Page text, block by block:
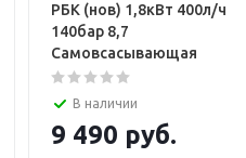
РБК (нов) 1,8кВт 400л/ч
140бар 8,7
Самовсасывающая
В наличии
9 490 руб.